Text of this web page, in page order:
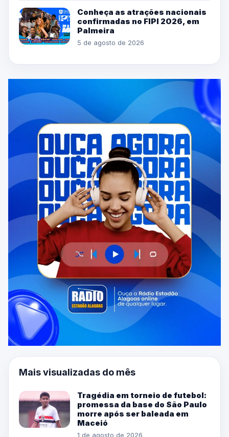
Conheça as atrações nacionais
confirmadas no FIPI 2026, em
Palmeira
5 de agosto de 2026
Mais visualizadas do mês
Tragédia em torneio de futebol:
promessa da base do São Paulo
morre após ser baleada em
Maceió
1 de agosto de 2026